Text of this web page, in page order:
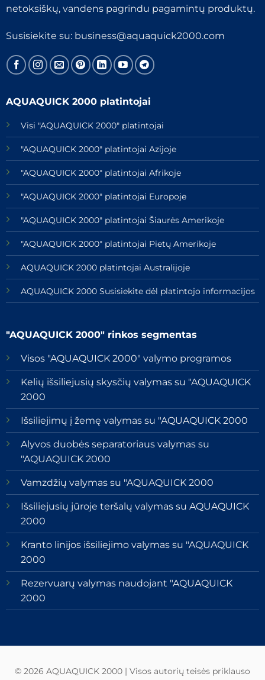
netoksiškų, vandens pagrindu pagamintų produktų.
Susisiekite su: business@aquaquick2000.com
AQUAQUICK 2000 platintojai
Visi "AQUAQUICK 2000" platintojai
"AQUAQUICK 2000" platintojai Azijoje
"AQUAQUICK 2000" platintojai Afrikoje
"AQUAQUICK 2000" platintojai Europoje
"AQUAQUICK 2000" platintojai Šiaurės Amerikoje
"AQUAQUICK 2000" platintojai Pietų Amerikoje
AQUAQUICK 2000 platintojai Australijoje
AQUAQUICK 2000 Susisiekite dėl platintojo informacijos
"AQUAQUICK 2000" rinkos segmentas
Visos "AQUAQUICK 2000" valymo programos
Kelių išsiliejusių skysčių valymas su "AQUAQUICK
2000
Išsiliejimų į žemę valymas su "AQUAQUICK 2000
Alyvos duobės separatoriaus valymas su
"AQUAQUICK 2000
Vamzdžių valymas su "AQUAQUICK 2000
Išsiliejusių jūroje teršalų valymas su AQUAQUICK
2000
Kranto linijos išsiliejimo valymas su "AQUAQUICK
2000
Rezervuarų valymas naudojant "AQUAQUICK
2000
© 2026 AQUAQUICK 2000 | Visos autorių teisės priklauso